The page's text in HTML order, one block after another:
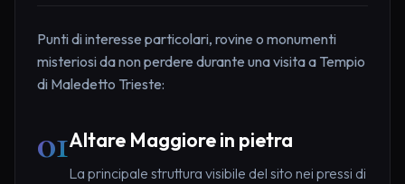
Punti di interesse particolari, rovine o monumenti
misteriosi da non perdere durante una visita a Tempio
di Maledetto Trieste:
01Altare Maggiore in pietra
La principale struttura visibile del sito nei pressi di